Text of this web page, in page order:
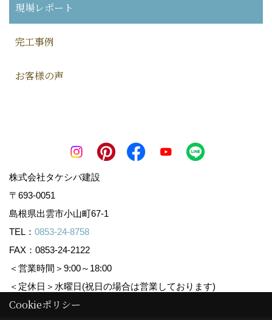
現場レポート
完工事例
お客様の声
株式会社タケシバ建設
〒693-0051
島根県出雲市小山町67-1
TEL： 0853-24-8758
FAX：0853-24-2122
＜営業時間＞9:00～18:00
＜定休日＞水曜日(祝日の場合は営業しております)
Cookieポリシー